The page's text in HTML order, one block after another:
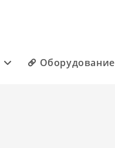
Оборудование